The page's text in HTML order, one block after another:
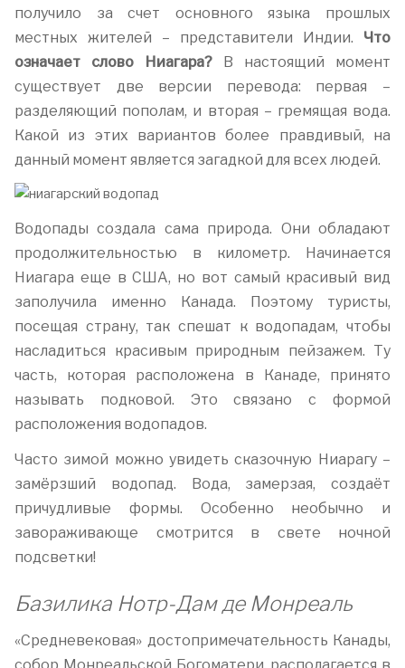
получило за счет основного языка прошлых
местных жителей – представители Индии. Что
означает слово Ниагара? В настоящий момент
существует две версии перевода: первая –
разделяющий пополам, и вторая – гремящая вода.
Какой из этих вариантов более правдивый, на
данный момент является загадкой для всех людей.
Водопады создала сама природа. Они обладают
продолжительностью в километр. Начинается
Ниагара еще в США, но вот самый красивый вид
заполучила именно Канада. Поэтому туристы,
посещая страну, так спешат к водопадам, чтобы
насладиться красивым природным пейзажем. Ту
часть, которая расположена в Канаде, принято
называть подковой. Это связано с формой
расположения водопадов.
Часто зимой можно увидеть сказочную Ниарагу –
замёрзший водопад. Вода, замерзая, создаёт
причудливые формы. Особенно необычно и
завораживающе смотрится в свете ночной
подсветки!
Базилика Нотр-Дам де Монреаль
«Средневековая» достопримечательность Канады,